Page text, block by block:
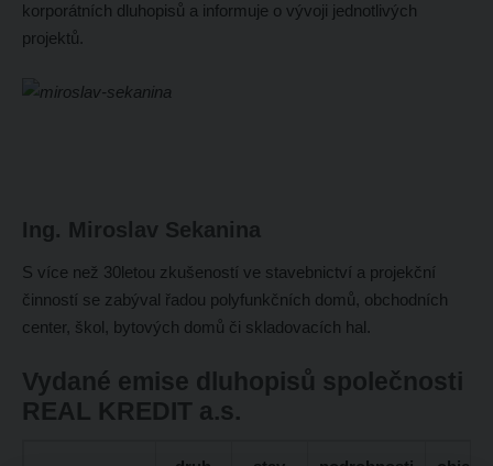
korporátních dluhopisů a informuje o vývoji jednotlivých
projektů.
Ing. Miroslav Sekanina
S více než 30letou zkušeností ve stavebnictví a projekční
činností se zabýval řadou polyfunkčních domů, obchodních
center, škol, bytových domů či skladovacích hal.
Vydané emise dluhopisů společnosti
REAL KREDIT a.s.